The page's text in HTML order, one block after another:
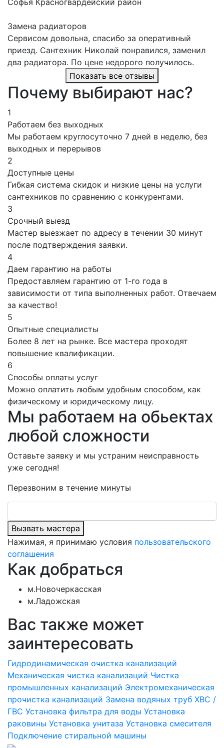
Софья Красногвардейский район
Замена радиаторов
Сервисом довольна, спасибо за оперативный
приезд. Сантехник Николай понравился, заменил
два радиатора. По цене недорого получилось.
Показать все отзывы
Почему выбирают нас?
1
Работаем без выходных
Мы работаем круглосуточно 7 дней в неделю, без
выходных и перерывов
2
Доступные цены
Гибкая система скидок и низкие цены на услуги
сантехников по сравнению с конкурентами.
3
Срочный выезд
Мастер выезжает по адресу в течении 30 минут
после подтверждения заявки.
4
Даем гарантию на работы
Предоставляем гарантию от 1-го года в
зависимости от типа выполненных работ. Отвечаем
за качество!
5
Опытные специалисты
Более 8 лет на рынке. Все мастера проходят
повышение квалификации.
6
Способы оплаты услуг
Можно оплатить любым удобным способом, как
физическому и юридическому лицу.
Мы работаем на обьектах
любой сложности
Оставьте заявку и мы устраним неисправность
уже сегодня!
Перезвоним в течение минуты
Вызвать мастера
Нажимая, я принимаю условия пользовательского
соглашения
Как добраться
м.Новочеркасская
м.Ладожская
Вас также может
заинтересовать
Гидродинамическая очистка канализаций
Механическая чистка канализаций Чистка
промышленных канализаций Электромеханическая
прочистка канализаций Замена водяных труб ХВС /
ГВС Установка фильтра для воды Установка
раковины Установка унитаза Установка смесителя
Подключение стиральной машины